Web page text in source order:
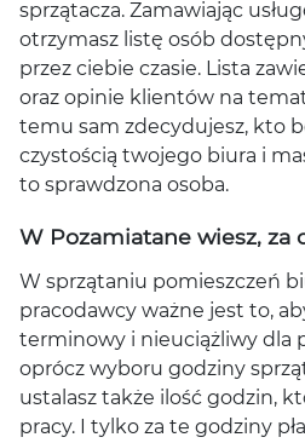
sprzątacza. Zamawiając
otrzymasz listę osób
przez ciebie czasie. Lista
oraz opinie klientów na
temu sam zdecydujesz, kto
czystością twojego biura i
to sprawdzona osoba.
W Pozamiatane wiesz, za
W sprzątaniu pomieszczeń
pracodawcy ważne jest to,
terminowy i nieuciążliwy dla
oprócz wyboru godziny
ustalasz także ilość godzin,
pracy. I tylko za te godziny